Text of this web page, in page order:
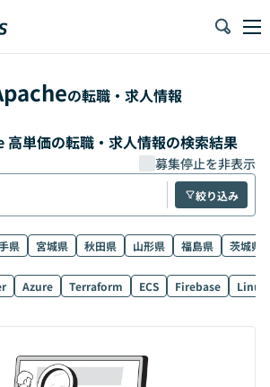
の転職・求人情報
高単価の転職・求人情報の検索結果
募集停止を非表示
絞り込み
県 宮城県 秋田県 山形県 福島県
茨城県
Azure Terraform ECS Firebase Linux